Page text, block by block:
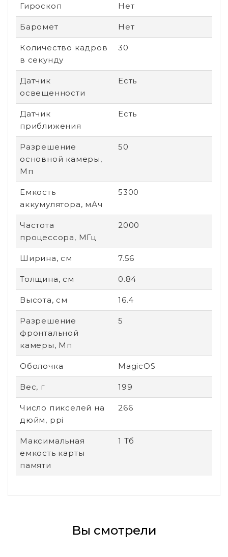
Гироскоп Нет
Баромет Нет
Количество кадров
в секунду
30
Датчик
освещенности
Есть
Датчик
приближения
Есть
Разрешение
основной камеры,
Мп
50
Емкость
аккумулятора, мАч
5300
Частота
процессора, МГц
2000
Ширина, см 7.56
Толщина, см 0.84
Высота, см 16.4
Разрешение
фронтальной
камеры, Мп
5
Оболочка MagicOS
Вес, г 199
Число пикселей на
дюйм, ppi
266
Максимальная
емкость карты
памяти
1 Тб
Вы смотрели